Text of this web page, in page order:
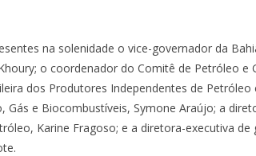
na solenidade o vice-governador da
o coordenador do Comitê de Petróleo e
dos Produtores Independentes de Petróleo
Gás e Biocombustíveis, Symone Araújo; a
Karine Fragoso; e a diretora-executiva